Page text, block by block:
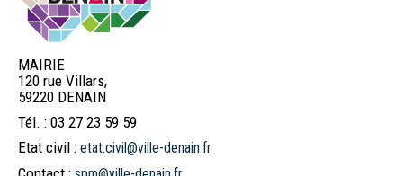
MAIRIE
120 rue Villars,
59220 DENAIN
Tél. : 03 27 23 59 59
Etat civil : etat.civil@ville-denain.fr